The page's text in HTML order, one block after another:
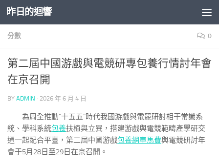
Skip to content
昨日的迴響
分數 0
第二屆中國游戲與電競研專包養行情討年會
在京召開
BY ADMIN · 2026 年 6 月 4 日
為周全推動“十五五”時代我國游戲與電競研討相干常識系
統、學科系統包養扶植與立異，搭建游戲與電競範疇產學研交
通一起配合平臺，第二屆中國游戲包養網車馬費與電競研討年
會于5月28日至29日在京召開。